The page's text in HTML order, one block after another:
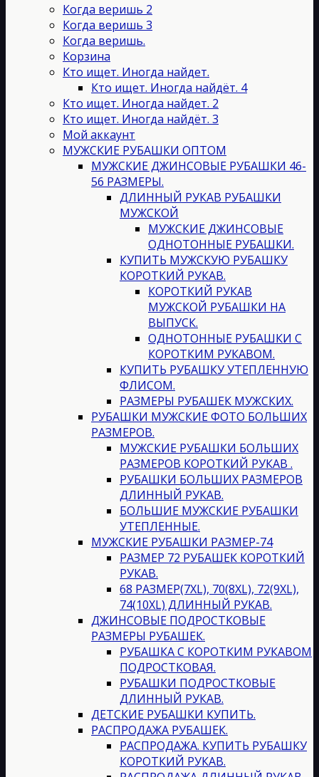
Когда веришь 2
Когда веришь 3
Когда веришь.
Корзина
Кто ищет. Иногда найдет.
Кто ищет. Иногда найдёт. 4
Кто ищет. Иногда найдет. 2
Кто ищет. Иногда найдёт. 3
Мой аккаунт
МУЖСКИЕ РУБАШКИ ОПТОМ
МУЖСКИЕ ДЖИНСОВЫЕ РУБАШКИ 46-
56 РАЗМЕРЫ.
ДЛИННЫЙ РУКАВ РУБАШКИ
МУЖСКОЙ
МУЖСКИЕ ДЖИНСОВЫЕ
ОДНОТОННЫЕ РУБАШКИ.
КУПИТЬ МУЖСКУЮ РУБАШКУ
КОРОТКИЙ РУКАВ.
КОРОТКИЙ РУКАВ
МУЖСКОЙ РУБАШКИ НА
ВЫПУСК.
ОДНОТОННЫЕ РУБАШКИ С
КОРОТКИМ РУКАВОМ.
КУПИТЬ РУБАШКУ УТЕПЛЕННУЮ
ФЛИСОМ.
РАЗМЕРЫ РУБАШЕК МУЖСКИХ.
РУБАШКИ МУЖСКИЕ ФОТО БОЛЬШИХ
РАЗМЕРОВ.
МУЖСКИЕ РУБАШКИ БОЛЬШИХ
РАЗМЕРОВ КОРОТКИЙ РУКАВ .
РУБАШКИ БОЛЬШИХ РАЗМЕРОВ
ДЛИННЫЙ РУКАВ.
БОЛЬШИЕ МУЖСКИЕ РУБАШКИ
УТЕПЛЕННЫЕ.
МУЖСКИЕ РУБАШКИ РАЗМЕР-74
РАЗМЕР 72 РУБАШЕК КОРОТКИЙ
РУКАВ.
68 РАЗМЕР(7XL), 70(8XL), 72(9XL),
74(10XL) ДЛИННЫЙ РУКАВ.
ДЖИНСОВЫЕ ПОДРОСТКОВЫЕ
РАЗМЕРЫ РУБАШЕК.
РУБАШКА С КОРОТКИМ РУКАВОМ
ПОДРОСТКОВАЯ.
РУБАШКИ ПОДРОСТКОВЫЕ
ДЛИННЫЙ РУКАВ.
ДЕТСКИЕ РУБАШКИ КУПИТЬ.
РАСПРОДАЖА РУБАШЕК.
РАСПРОДАЖА. КУПИТЬ РУБАШКУ
КОРОТКИЙ РУКАВ.